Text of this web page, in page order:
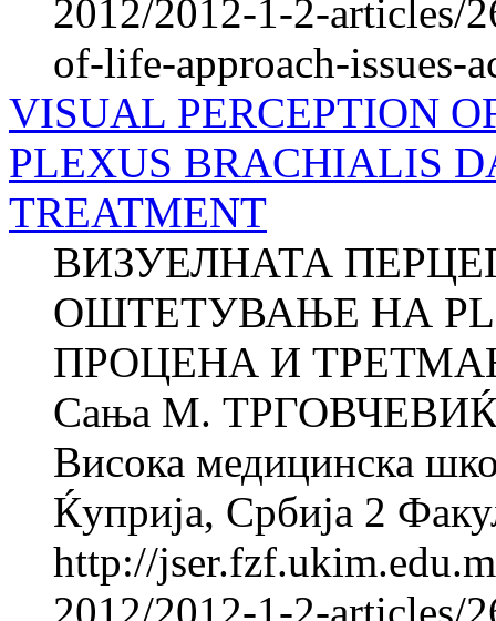
2012/2012-1-2-articles/
of-life-approach-issues-
VISUAL PERCEPTION
PLEXUS BRACHIALIS
TREATMENT
ВИЗУЕЛНАТА
ОШТЕТУВАЊЕ НА
ПРОЦЕНА И ТРЕТМАН
Сања M.
Висока медицинска
Ќуприја, Србија 2
http://
2012/2012-1-2-articles/